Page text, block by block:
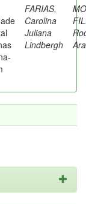
FARIAS,
Carolina
Juliana
Lindbergh